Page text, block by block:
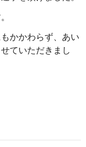
かかわらず、あい
ていただきまし